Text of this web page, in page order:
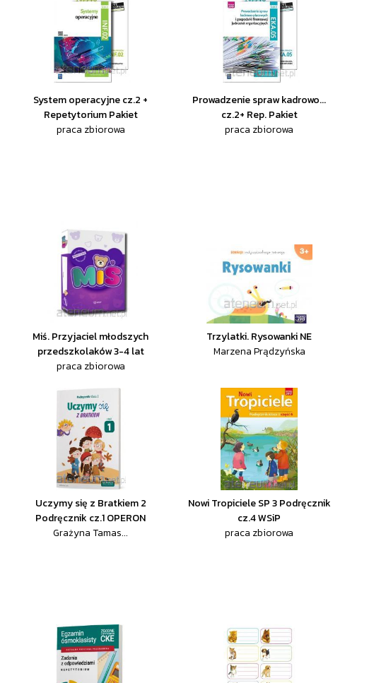
System operacyjne cz.2 +
Repetytorium Pakiet
praca zbiorowa
Prowadzenie spraw kadrowo...
cz.2+ Rep. Pakiet
praca zbiorowa
Miś. Przyjaciel młodszych
przedszkolaków 3-4 lat
praca zbiorowa
Trzylatki. Rysowanki NE
Marzena Prądzyńska
Uczymy się z Bratkiem 2
Podręcznik cz.1 OPERON
Grażyna Tamas...
Nowi Tropiciele SP 3 Podręcznik
cz.4 WSiP
praca zbiorowa